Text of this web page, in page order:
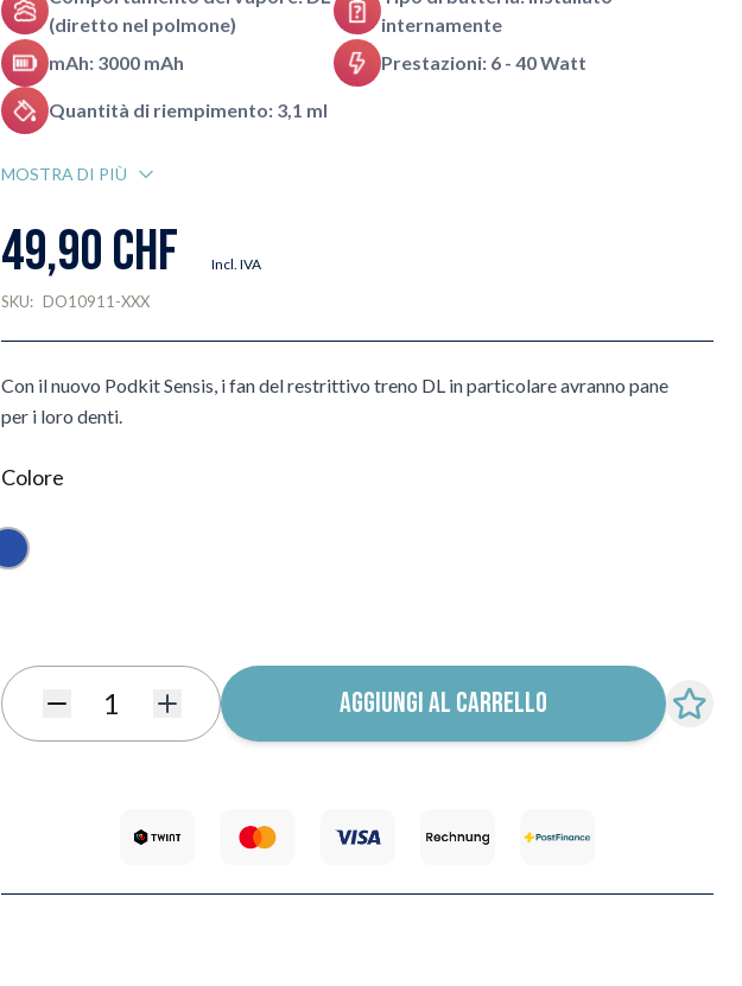
(diretto nel polmone)
internamente
mAh: 3000 mAh
Prestazioni: 6 - 40 Watt
Quantità di riempimento: 3,1 ml
MOSTRA DI PIÙ
49,90 CHF Incl. IVA
SKU: DO10911-XXX
Con il nuovo Podkit Sensis, i fan del restrittivo treno DL in particolare avranno pane
per i loro denti.
Colore
Blu
Quantità AGGIUNGI AL CARRELLO